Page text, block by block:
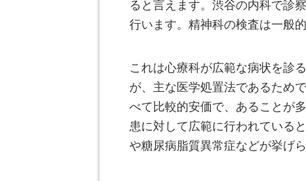
ると言えます。渋谷の内科で診
行います。精神科の検査は一般
これは心療科が広範な病状を診
が、主な医学処置法であるため
べて比較的安価で、あることが
患に対して広範に行われている
や糖尿病脂質異常症などが挙げら